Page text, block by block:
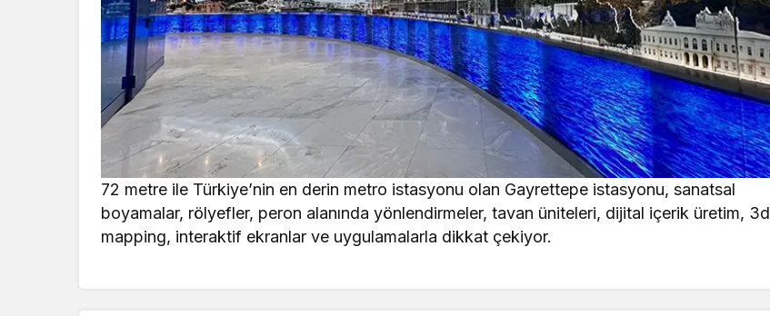
72 metre ile Türkiye’nin en derin metro istasyonu olan Gayrettepe istasyonu, sanatsal
boyamalar, rölyefler, peron alanında yönlendirmeler, tavan üniteleri, dijital içerik üretim, 3d
mapping, interaktif ekranlar ve uygulamalarla dikkat çekiyor.